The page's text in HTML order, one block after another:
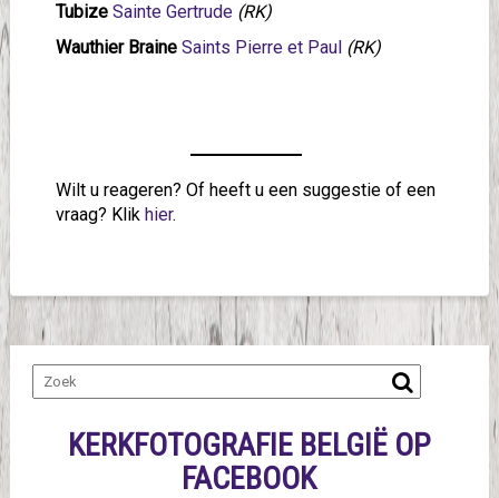
Tubize Sainte Gertrude (RK)
Wauthier Braine Saints Pierre et Paul (RK)
Wilt u reageren? Of heeft u een suggestie of een
vraag? Klik hier.
KERKFOTOGRAFIE BELGIË OP
FACEBOOK